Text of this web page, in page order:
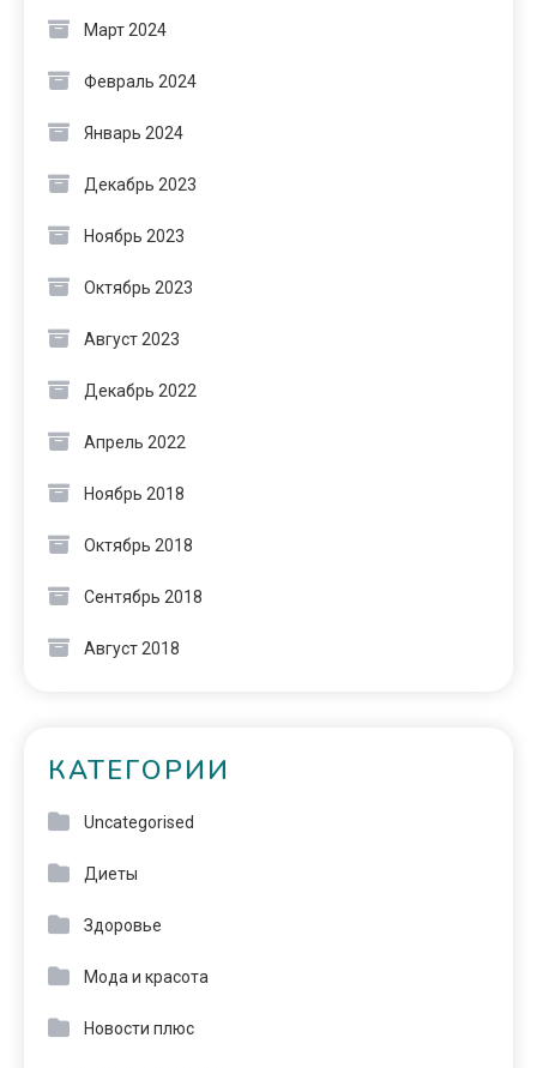
Март 2024
Февраль 2024
Январь 2024
Декабрь 2023
Ноябрь 2023
Октябрь 2023
Август 2023
Декабрь 2022
Апрель 2022
Ноябрь 2018
Октябрь 2018
Сентябрь 2018
Август 2018
КАТЕГОРИИ
Uncategorised
Диеты
Здоровье
Мода и красота
Новости плюс